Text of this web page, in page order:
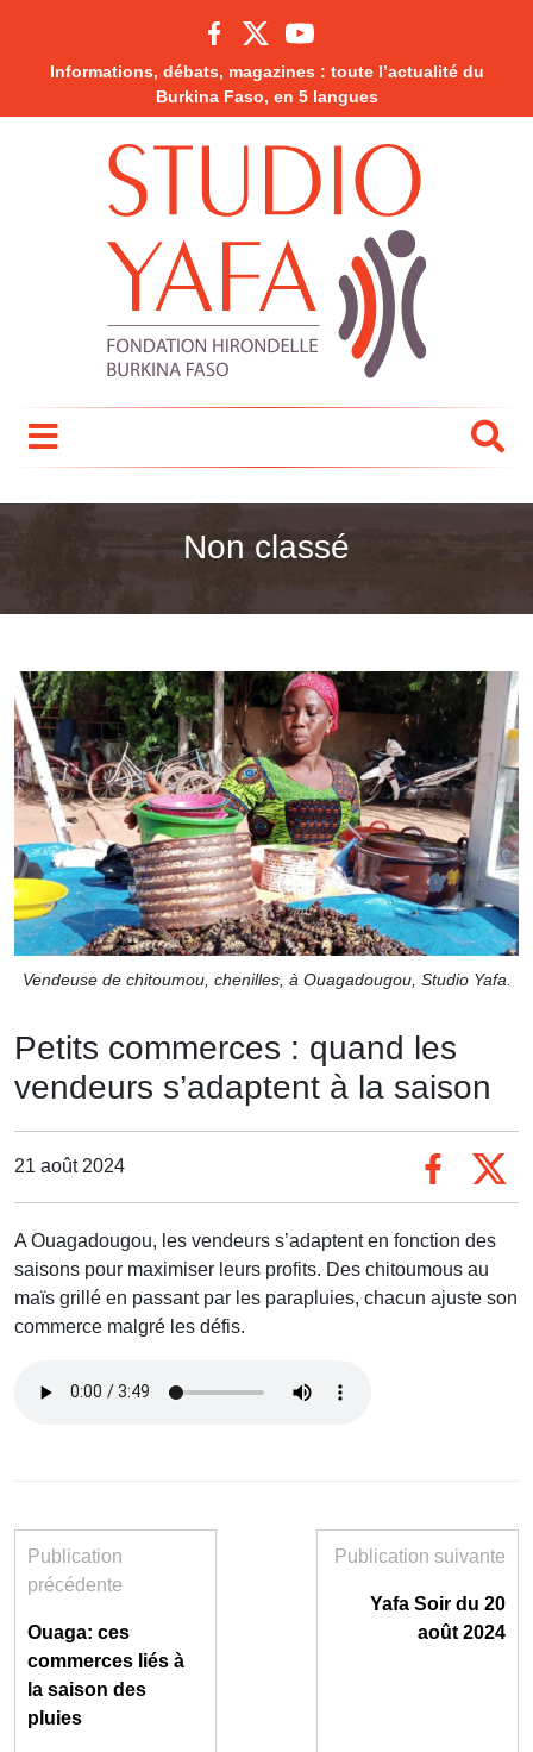
Informations, débats, magazines : toute l’actualité du
Burkina Faso, en 5 langues
Non classé
Vendeuse de chitoumou, chenilles, à Ouagadougou, Studio Yafa.
Petits commerces : quand les
vendeurs s’adaptent à la saison
21 août 2024
A Ouagadougou, les vendeurs s’adaptent en fonction des
saisons pour maximiser leurs profits. Des chitoumous au
maïs grillé en passant par les parapluies, chacun ajuste son
commerce malgré les défis.
Publication
précédente
Ouaga: ces
commerces liés à
la saison des
pluies
Publication suivante
Yafa Soir du 20
août 2024